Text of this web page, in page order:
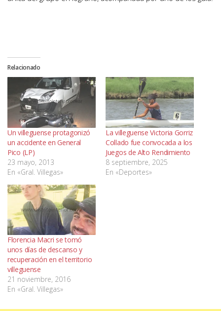
Relacionado
Un villeguense protagonizó
un accidente en General
Pico (LP)
23 mayo, 2013
En «Gral. Villegas»
La villeguense Victoria Gorriz
Collado fue convocada a los
Juegos de Alto Rendimiento
8 septiembre, 2025
En «Deportes»
Florencia Macri se tomó
unos días de descanso y
recuperación en el territorio
villeguense
21 noviembre, 2016
En «Gral. Villegas»